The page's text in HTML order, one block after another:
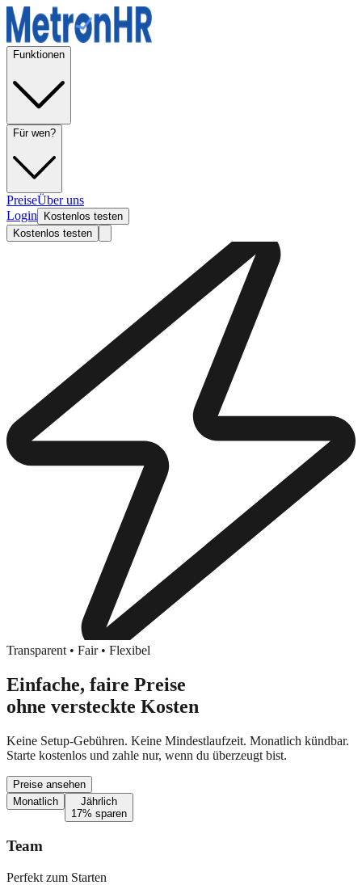
Funktionen
Für wen?
PreiseÜber uns
Login
Kostenlos testen
Kostenlos testen
Transparent • Fair • Flexibel
Einfache, faire Preise
ohne versteckte Kosten
Keine Setup-Gebühren. Keine Mindestlaufzeit. Monatlich kündbar.
Starte kostenlos und zahle nur, wenn du überzeugt bist.
Preise ansehen
Monatlich
Jährlich
17% sparen
Team
Perfekt zum Starten